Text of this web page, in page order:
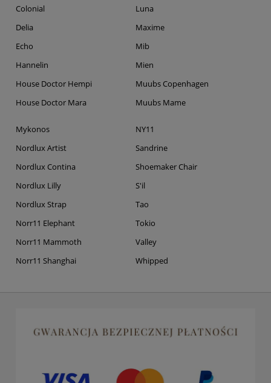
Colonial
Delia
Echo
Hannelin
House Doctor Hempi
House Doctor Mara
Luna
Maxime
Mib
Mien
Muubs Copenhagen
Muubs Mame
Mykonos
Nordlux Artist
Nordlux Contina
Nordlux Lilly
Nordlux Strap
Norr11 Elephant
Norr11 Mammoth
Norr11 Shanghai
NY11
Sandrine
Shoemaker Chair
S'il
Tao
Tokio
Valley
Whipped